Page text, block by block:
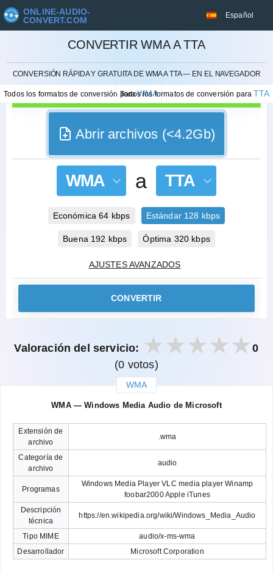
ONLINE-AUDIO-
CONVERT.COM
Español
CONVERTIR WMA A TTA
CONVERSIÓN RÁPIDA Y GRATUITA DE WMA A TTA — EN EL NAVEGADOR
Todos los formatos de conversión paraWMA
Todos los formatos de conversión paraTTA
CANCELAR
Abrir archivos (<4.2Gb)
WMA a TTA
Económica 64 kbps Estándar 128 kbps
Buena 192 kbps Óptima 320 kbps
AJUSTES AVANZADOS
CONVERTIR
Valoración del servicio:
0
(0 votos)
WMA
WMA — Windows Media Audio de Microsoft
Extensión de
archivo
.wma
Categoría de
archivo
audio
Programas
Windows Media Player VLC media player Winamp
foobar2000 Apple iTunes
Descripción
técnica
https://en.wikipedia.org/wiki/Windows_Media_Audio
Tipo MIME
audio/x-ms-wma
Desarrollador
Microsoft Corporation